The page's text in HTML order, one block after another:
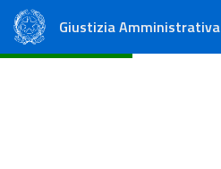
Giustizia Amministrativa